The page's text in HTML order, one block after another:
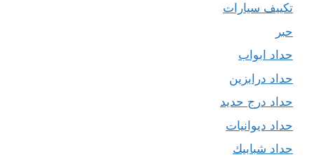
تكييف سيارات
حبر
حداد ابواب
حداد درابزين
حداد درج حديد
حداد ديوانيات
حداد شبابيك